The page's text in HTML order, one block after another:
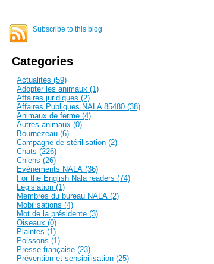
Subscribe to this blog
Categories
Actualités (59)
Adopter les animaux (1)
Affaires juridiques (2)
Affaires Publiques NALA 85480 (38)
Animaux de ferme (4)
Autres animaux (0)
Bournezeau (6)
Campagne de stérilisation (2)
Chats (226)
Chiens (26)
Evènements NALA (36)
For the English Nala readers (74)
Législation (1)
Membres du bureau NALA (2)
Mobilisations (4)
Mot de la présidente (3)
Oiseaux (0)
Plaintes (1)
Poissons (1)
Presse française (23)
Prévention et sensibilisation (25)